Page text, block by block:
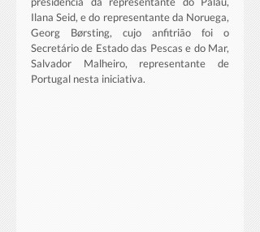
Ilana Seid, e do representante da Noruega,
Georg Børsting, cujo anfitrião foi o
Secretário de Estado das Pescas e do Mar,
Salvador Malheiro, representante de
Portugal nesta iniciativa.